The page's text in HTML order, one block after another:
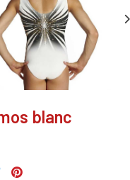
blanc